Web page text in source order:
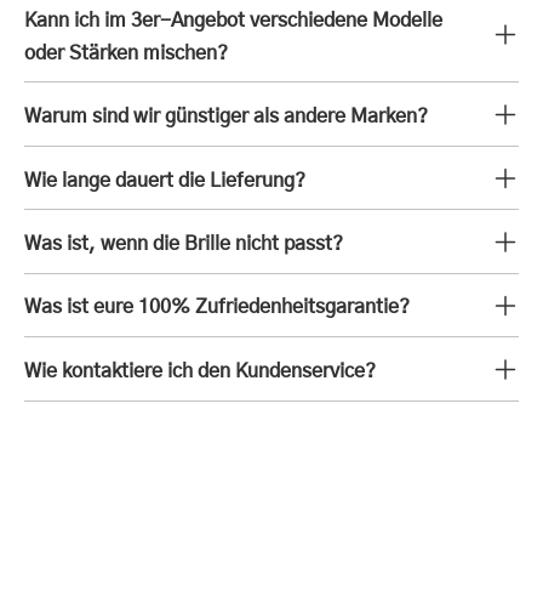
Kann ich im 3er-Angebot verschiedene Modelle
oder Stärken mischen?
Warum sind wir günstiger als andere Marken?
Wie lange dauert die Lieferung?
Was ist, wenn die Brille nicht passt?
Was ist eure 100% Zufriedenheitsgarantie?
Wie kontaktiere ich den Kundenservice?